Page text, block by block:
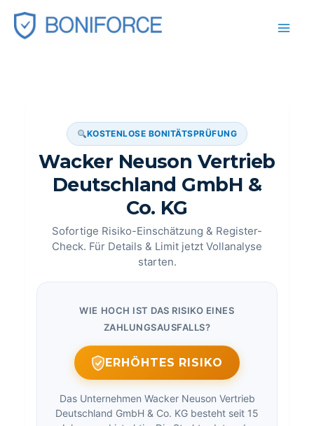
Zum
Inhalt
KOSTENLOSE BONITÄTSPRÜFUNG
Wacker Neuson Vertrieb
Deutschland GmbH &
Co. KG
Sofortige Risiko-Einschätzung & Register-
Check. Für Details & Limit jetzt Vollanalyse
starten.
WIE HOCH IST DAS RISIKO EINES
ZAHLUNGSAUSFALLS?
ERHÖHTES RISIKO
Das Unternehmen Wacker Neuson Vertrieb
Deutschland GmbH & Co. KG besteht seit 15